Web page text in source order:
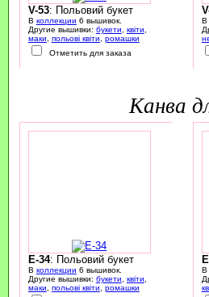
V-53: Польовий букет
В коллекции 6 вышивок.
Другие вышивки: букети квіти
маки
польові квіти
ромашки
Отметить для заказа
В
канва
E-34: Польовий букет
В коллекции 6 вышивок.
Другие вышивки: букети, квіти,
маки, польові квіти, ромашки
В